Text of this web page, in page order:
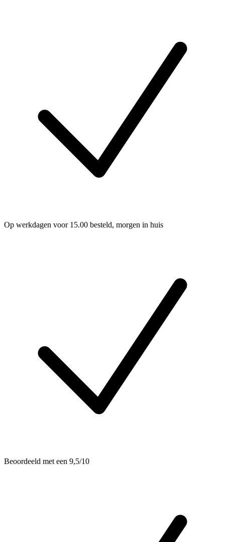
Op werkdagen voor 15.00 besteld, morgen in huis
Beoordeeld met een 9,5/10